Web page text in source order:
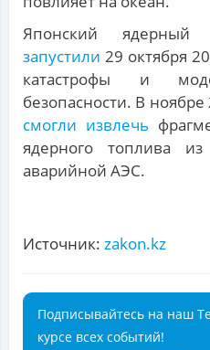
Японский ядерный
запустили 29 октября
катастрофы и
безопасности. В
смогли извлечь
ядерного топлива из
аварийной АЭС.
Источник: zakon.kz
Подписывайтесь на наш
курсе всех событий!